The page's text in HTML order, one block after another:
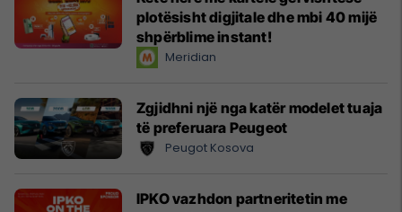
plotësisht digjitale dhe mbi 40 mijë
shpërblime instant!
Meridian
Zgjidhni një nga katër modelet tuaja
të preferuara Peugeot
Peugot Kosova
IPKO vazhdon partneritetin me